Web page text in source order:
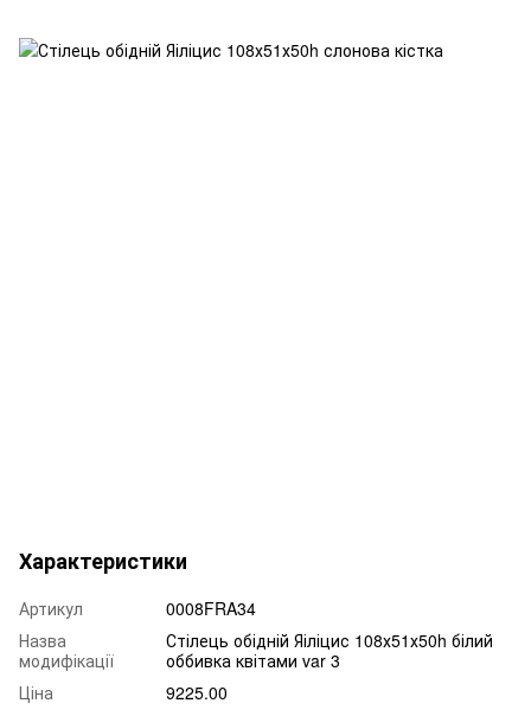
Характеристики
Артикул
0008FRA34
Назва
модифікації
Стілець обідній Яіліцис 108х51х50h білий
оббивка квітами var 3
Ціна
9225.00